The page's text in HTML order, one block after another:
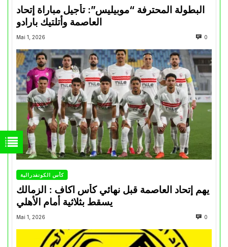
البطولة المحترفة “موبيليس”: تأجيل مباراة إتحاد
العاصمة وأتلتيك بارادو
Mai 1, 2026 0
كأس الكونفدرالية
يهم إتحاد العاصمة قبل نهائي كأس اكاف : الزمالك
Mai 1, 2026 0